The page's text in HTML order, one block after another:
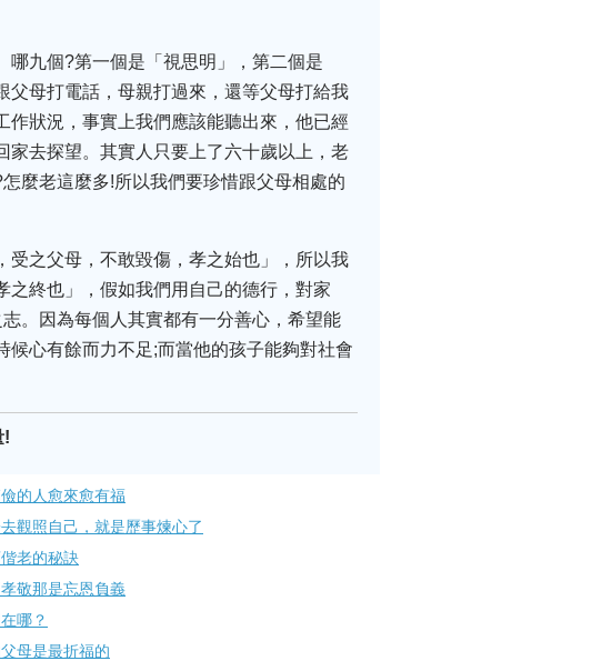
哪九個?第一個是「視思明」，第二個是
父母打電話，母親打過來，還等父母打給我
狀況，事實上我們應該能聽出來，他已經
家去探望。其實人只要上了六十歲以上，老
麼老這麼多!所以我們要珍惜跟父母相處的
受之父母，不敢毀傷，孝之始也」，所以我
終也」，假如我們用自己的德行，對家
。因為每個人其實都有一分善心，希望能
心有餘而力不足;而當他的孩子能夠對社會
!
的人愈來愈有福
觀照自己，就是歷事煉心了
老的秘訣
敬那是忘恩負義
哪？
母是最折福的